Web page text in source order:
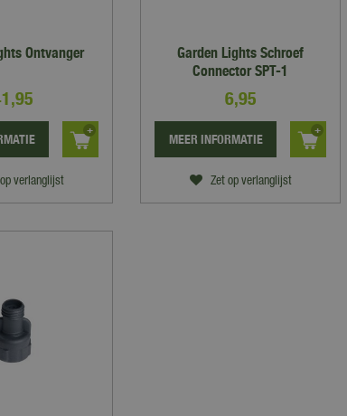
Ontvanger
,95
verlanglijst
Garden Lights Schroef
Connector SPT-1
6,95
Zet op verlanglijst
MEER INFORMATIE